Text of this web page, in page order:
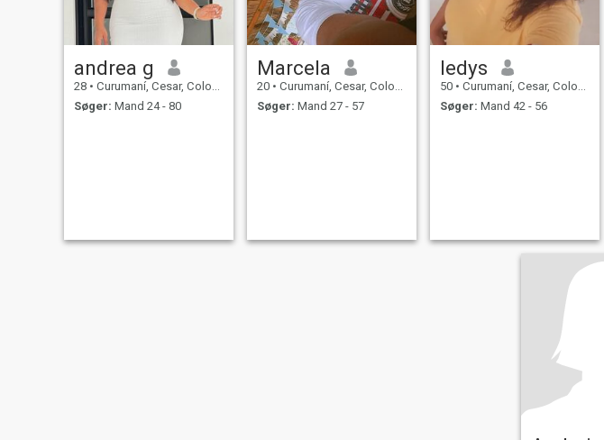
andrea g
28 • Curumaní, Cesar, Colombia
Søger: Mand 24 - 80
Marcela
20 • Curumaní, Cesar, Colombia
Søger: Mand 27 - 57
ledys
50 • Curumaní, Cesar, Colombia
Søger: Mand 42 - 56